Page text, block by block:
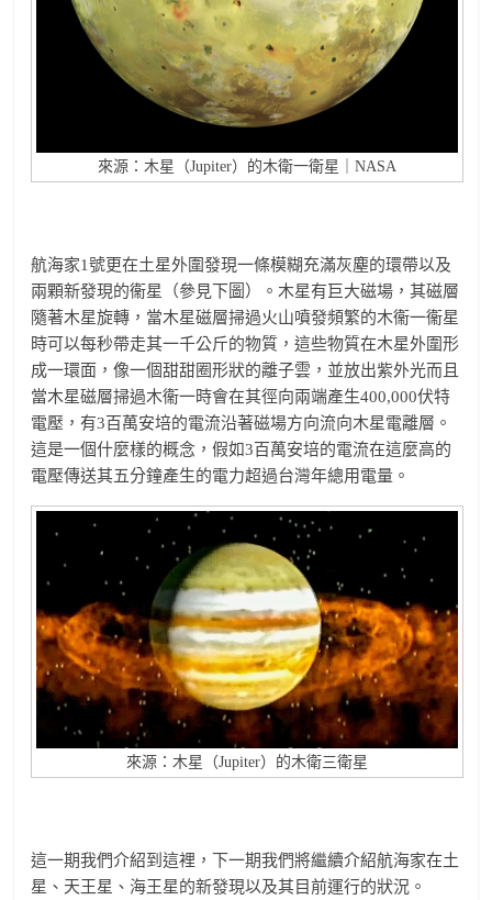
來源：木星（Jupiter）的木衛一衛星｜NASA
航海家1號更在土星外圍發現一條模糊充滿灰塵的環帶以及
兩顆新發現的衞星（參見下圖）。木星有巨大磁場，其磁層
隨著木星旋轉，當木星磁層掃過火山噴發頻繁的木衞一衞星
時可以每秒帶走其一千公斤的物質，這些物質在木星外圍形
成一環面，像一個甜甜圈形狀的離子雲，並放出紫外光而且
當木星磁層掃過木衞一時會在其徑向兩端產生400,000伏特
電壓，有3百萬安培的電流沿著磁場方向流向木星電離層。
這是一個什麼樣的概念，假如3百萬安培的電流在這麼高的
電壓傳送其五分鐘產生的電力超過台灣年總用電量。
來源：木星（Jupiter）的木衛三衛星
這一期我們介紹到這裡，下一期我們將繼續介紹航海家在土
星、天王星、海王星的新發現以及其目前運行的狀況。